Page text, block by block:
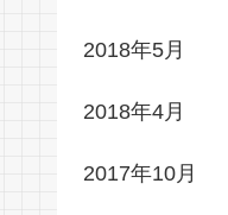
2018年5月
2018年4月
2017年10月